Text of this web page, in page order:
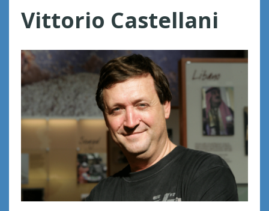
Vittorio Castellani
V
i
t
t
o
r
i
o